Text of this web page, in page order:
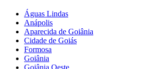
Águas Lindas
Anápolis
Aparecida de Goiânia
Cidade de Goiás
Formosa
Goiânia